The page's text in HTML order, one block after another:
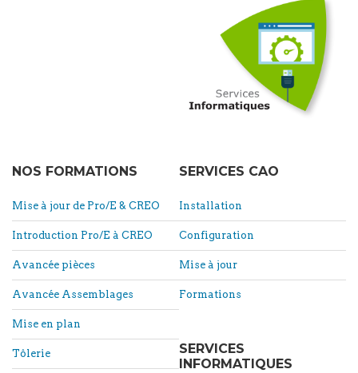
NOS FORMATIONS
Mise à jour de Pro/E & CREO
Introduction Pro/E à CREO
Avancée pièces
Avancée Assemblages
Mise en plan
Tôlerie
SERVICES CAO
Installation
Configuration
Mise à jour
Formations
SERVICES
INFORMATIQUES